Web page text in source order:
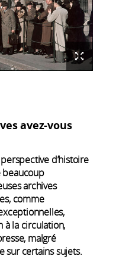
avez-vous
d’histoire
beaucoup
archives
comme
à la circulation,
malgré
sur certains sujets.